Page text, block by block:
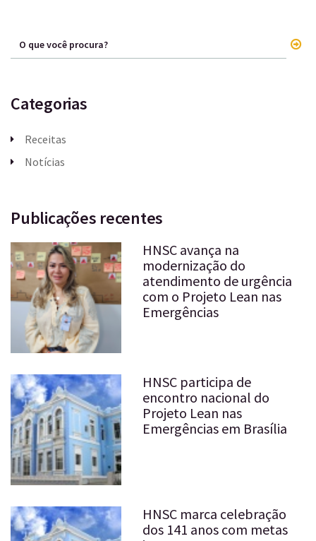
Categorias
Receitas
Notícias
Publicações recentes
HNSC avança na
modernização do
atendimento de urgência
com o Projeto Lean nas
Emergências
HNSC participa de
encontro nacional do
Projeto Lean nas
Emergências em Brasília
HNSC marca celebração
dos 141 anos com metas